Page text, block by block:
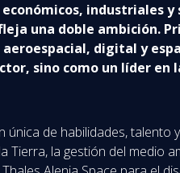
industriales y
una doble ambición.
digital y
sino como un líder
de habilidades,
Tierra, la gestión del medio